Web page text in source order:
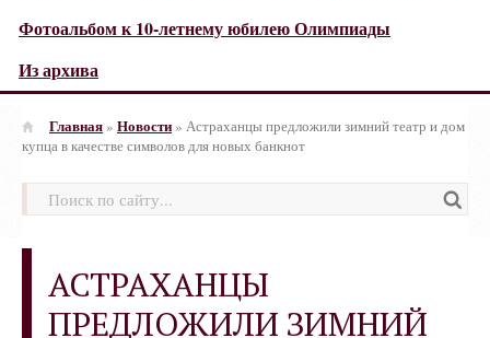
Фотоальбом к 10-летнему юбилею Олимпиады
Из архива
Главная» Новости» Астраханцы предложили зимний театр и дом
купца в качестве символов для новых банкнот
АСТРАХАНЦЫ
ПРЕДЛОЖИЛИ ЗИМНИЙ